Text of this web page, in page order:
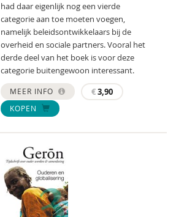
had daar eigenlijk nog een vierde
categorie aan toe moeten voegen,
namelijk beleidsontwikkelaars bij de
overheid en sociale partners. Vooral het
derde deel van het boek is voor deze
categorie buitengewoon interessant.
MEER INFO €3,90
KOPEN